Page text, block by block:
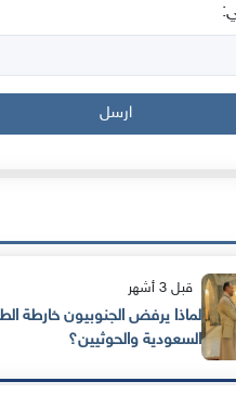
ارسل
قبل 3 أشهر
لماذا يرفض الجنوبيون خارطة
السعودية والحوثيين؟